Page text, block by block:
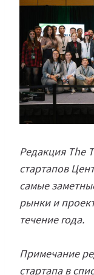
Редакция The
стартапов
самые
рынки и
течение года.
Примечание
стартапа в